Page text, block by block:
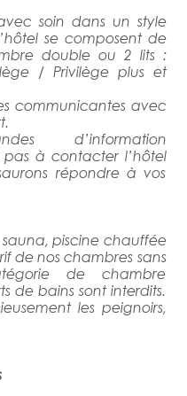
soin dans un style
se composent de
double ou 2 lits :
/ Privilège plus et
communicantes avec
d’information
pas à contacter l’hôtel
répondre à vos
sauna, piscine chauffée
de nos chambres sans
de chambre
de bains sont interdits.
les peignoirs,